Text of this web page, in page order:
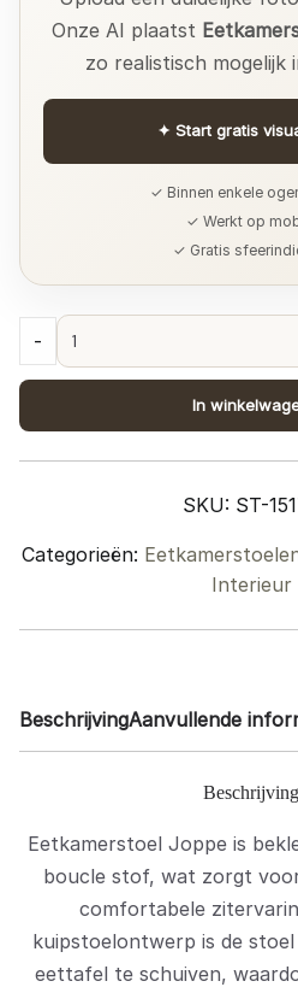
Onze AI plaatst
zo realistisch mogelijk
✦ Start gratis
✓ Binnen enkele
✓ Werkt op
✓ Gratis
Grey
quantity
-
In
SKU: ST-
Categorieën:
Interieur
BeschrijvingAanvullende
Beschrijving
Eetkamerstoel Joppe is
boucle stof, wat zorgt
comfortabele
kuipstoelontwerp is de
eettafel te schuiven,